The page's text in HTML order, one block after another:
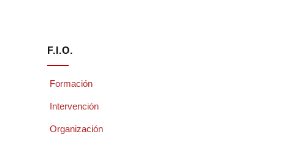
F.I.O.
Formación
Intervención
Organización